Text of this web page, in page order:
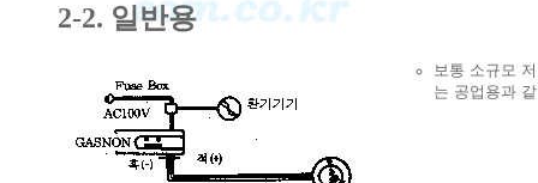
2-2. 일반용
보통 소규모
는 공업용과